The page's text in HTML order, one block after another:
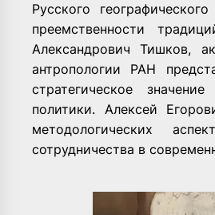
Русского
преемственности
Александрович Тишков,
антропологии РАН
стратегическое
политики. Алексей
методологических
сотрудничества в